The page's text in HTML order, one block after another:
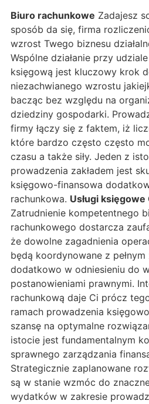
Biuro rachunkowe Zadajesz
sposób da się, firma
wzrost Twego biznesu
Wspólne działanie przy
księgową jest kluczowy krok
niezachwianego wzrostu
bacząc bez względu na
dziedziny gospodarki.
firmy łączy się z faktem, iż
które bardzo często często
czasu a także siły. Jeden z
prowadzenia zakładem jest
księgowo-finansowa
rachunkowa. Usługi
Zatrudnienie kompetentnego
rachunkowego dostarcza
że dowolne zagadnienia
będą koordynowane z
dodatkowo w odniesieniu do
postanowieniami prawnymi.
rachunkową daje Ci prócz
ramach prowadzenia
szansę na optymalne
istocie jest fundamentalnym
sprawnego zarządzania
Strategicznie zaplanowane
są w stanie wzmóc do
wydatków w zakresie